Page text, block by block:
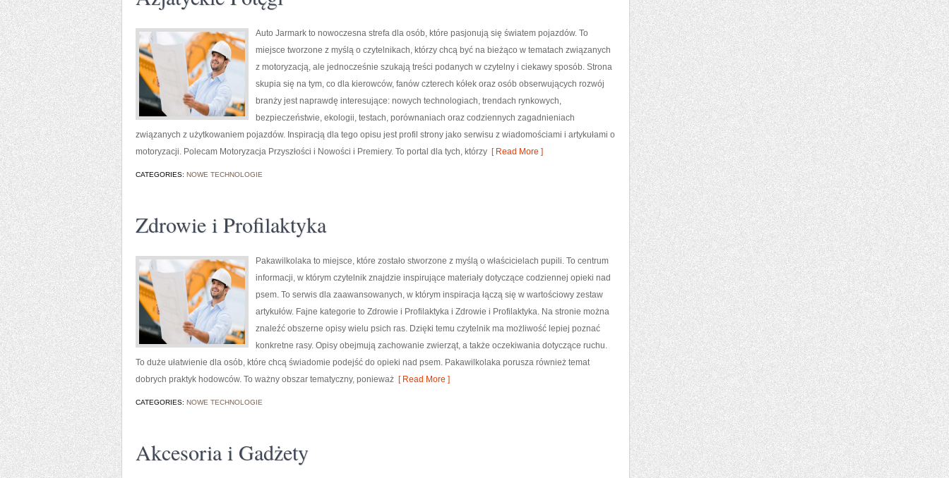
Auto Jarmark to nowoczesna strefa dla osób, które pasjonują się światem pojazdów. To
miejsce tworzone z myślą o czytelnikach, którzy chcą być na bieżąco w tematach związanych
z motoryzacją, ale jednocześnie szukają treści podanych w czytelny i ciekawy sposób. Strona
skupia się na tym, co dla kierowców, fanów czterech kółek oraz osób obserwujących rozwój
branży jest naprawdę interesujące: nowych technologiach, trendach rynkowych,
bezpieczeństwie, ekologii, testach, porównaniach oraz codziennych zagadnieniach
związanych z użytkowaniem pojazdów. Inspiracją dla tego opisu jest profil strony jako serwisu z wiadomościami i artykułami o
motoryzacji. Polecam Motoryzacja Przyszłości i Nowości i Premiery. To portal dla tych, którzy [ Read More ]
CATEGORIES: NOWE TECHNOLOGIE
Zdrowie i Profilaktyka
Pakawilkolaka to miejsce, które zostało stworzone z myślą o właścicielach pupili. To centrum
informacji, w którym czytelnik znajdzie inspirujące materiały dotyczące codziennej opieki nad
psem. To serwis dla zaawansowanych, w którym inspiracja łączą się w wartościowy zestaw
artykułów. Fajne kategorie to Zdrowie i Profilaktyka i Zdrowie i Profilaktyka. Na stronie można
znaleźć obszerne opisy wielu psich ras. Dzięki temu czytelnik ma możliwość lepiej poznać
konkretne rasy. Opisy obejmują zachowanie zwierząt, a także oczekiwania dotyczące ruchu.
To duże ułatwienie dla osób, które chcą świadomie podejść do opieki nad psem. Pakawilkolaka porusza również temat
dobrych praktyk hodowców. To ważny obszar tematyczny, ponieważ [ Read More ]
CATEGORIES: NOWE TECHNOLOGIE
Akcesoria i Gadżety